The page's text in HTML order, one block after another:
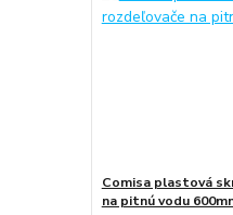
Comisa plastová
na pitnú vodu